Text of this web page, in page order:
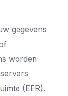
gegevens
worden
(EER).